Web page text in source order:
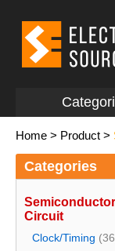
Home > Product >
Categories
Circuit
Clock/Timing